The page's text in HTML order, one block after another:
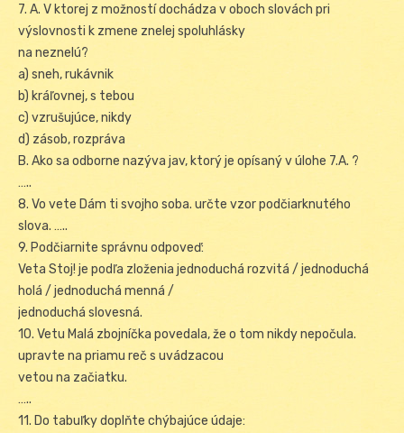
7. A. V ktorej z možností dochádza v oboch slovách pri
výslovnosti k zmene znelej spoluhlásky
na neznelú?
a) sneh, rukávnik
b) kráľovnej, s tebou
c) vzrušujúce, nikdy
d) zásob, rozpráva
B. Ako sa odborne nazýva jav, ktorý je opísaný v úlohe 7.A. ?
…..
8. Vo vete Dám ti svojho soba. určte vzor podčiarknutého
slova. …..
9. Podčiarnite správnu odpoveď:
Veta Stoj! je podľa zloženia jednoduchá rozvitá / jednoduchá
holá / jednoduchá menná /
jednoduchá slovesná.
10. Vetu Malá zbojníčka povedala, že o tom nikdy nepočula.
upravte na priamu reč s uvádzacou
vetou na začiatku.
…..
11. Do tabuľky doplňte chýbajúce údaje: